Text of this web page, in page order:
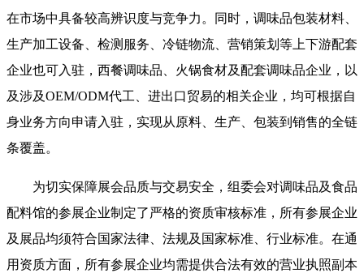
在市场中具备较高辨识度与竞争力。同时，调味品包装材料、
生产加工设备、检测服务、冷链物流、营销策划等上下游配套
企业也可入驻，西餐调味品、火锅食材及配套调味品企业，以
及涉及OEM/ODM代工、进出口贸易的相关企业，均可根据自
身业务方向申请入驻，实现从原料、生产、包装到销售的全链
条覆盖。
为切实保障展会品质与交易安全，组委会对调味品及食品
配料馆的参展企业制定了严格的资质审核标准，所有参展企业
及展品均须符合国家法律、法规及国家标准、行业标准。在通
用资质方面，所有参展企业均需提供合法有效的营业执照副本